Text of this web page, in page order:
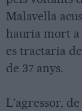
Malavella
hauria mort a
es tractaria
de 37 anys.
L'agressor,